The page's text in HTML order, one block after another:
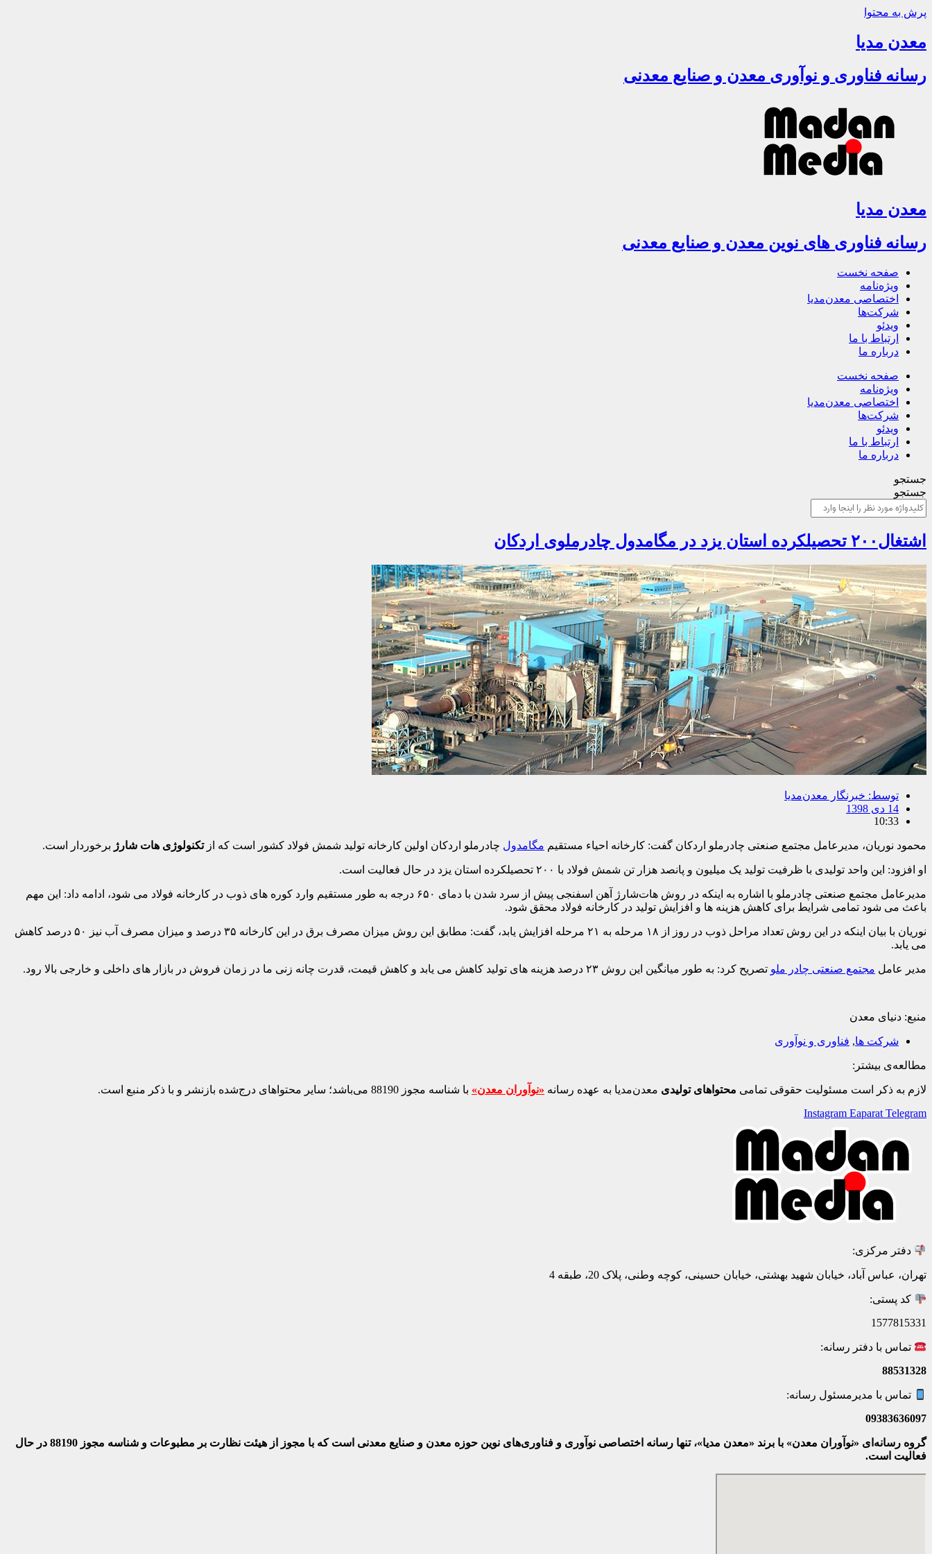
پرش به محتوا
معدن مدیا
رسانه فناوری و نوآوری معدن و صنایع معدنی
معدن مدیا
رسانه فناوری های نوین معدن و صنایع معدنی
صفحه نخست
ویژه‌نامه
اختصاصی معدن‌مدیا
شرکت‌ها
ویدئو
ارتباط با ما
درباره ما
صفحه نخست
ویژه‌نامه
اختصاصی معدن‌مدیا
شرکت‌ها
ویدئو
ارتباط با ما
درباره ما
جستجو
جستجو
اشتغال۲۰۰ تحصیلکرده استان یزد در مگامدول چادرملوی اردکان
توسط: خبرنگار معدن‌مدیا
14 دی 1398
10:33
محمود نوریان، مدیرعامل مجتمع صنعتی چادرملو اردکان گفت: کارخانه احیاء مستقیم مگامدول چادرملو اردکان اولین کارخانه تولید شمش فولاد کشور است که ازتکنولوژی هات شارژ برخوردار است.
او افزود: این واحد تولیدی با ظرفیت تولید یک میلیون و پانصد هزار تن شمش فولاد با ۲۰۰ تحصیلکرده استان یزد در حال فعالیت است.
مدیرعامل مجتمع صنعتی چادرملو با اشاره به اینکه در روش هات‌شارژ آهن اسفنجی پیش از سرد شدن با دمای ۶۵۰ درجه به طور مستقیم وارد کوره های ذوب در کارخانه فولاد می شود، ادامه داد: این مهم
باعث می شود تمامی شرایط برای کاهش هزینه ها و افزایش تولید در کارخانه فولاد محقق شود.
نوریان با بیان اینکه در این روش تعداد مراحل ذوب در روز از ۱۸ مرحله به ۲۱ مرحله افزایش یابد، گفت: مطابق این روش میزان مصرف برق در این کارخانه ۳۵ درصد و میزان مصرف آب نیز ۵۰ درصد کاهش
می یابد.
مدیر عامل مجتمع صنعتی چادر ملو تصریح کرد: به طور میانگین این روش ۲۳ درصد هزینه های تولید کاهش می یابد و کاهش قیمت، قدرت چانه زنی ما در زمان فروش در بازار های داخلی و خارجی بالا رود.
منبع: دنیای معدن
شرکت ها, فناوری و نوآوری
مطالعه‌ی بیشتر:
لازم به ذکر است مسئولیت حقوقی تمامی محتواهای تولیدی معدن‌مدیا به عهده رسانه «نوآوران معدن» با شناسه مجوز 88190 می‌باشد؛ سایر محتواهای درج‌شده بازنشر و با ذکر منبع است.
Instagram Eaparat Telegram
دفتر مرکزی:
تهران، عباس آباد، خیابان شهید بهشتی، خیابان حسینی، کوچه وطنی، پلاک 20، طبقه 4
کد پستی:
1577815331
تماس با دفتر رسانه:
88531328
تماس با مدیرمسئول رسانه:
09383636097
گروه رسانه‌ای «نوآوران معدن» با برند «معدن مدیا»، تنها رسانه اختصاصی نوآوری و فناوری‌های نوین حوزه معدن و صنایع معدنی‌ است که با مجوز از هیئت نظارت بر مطبوعات
و شناسه مجوز 88190 در حال
فعالیت است.